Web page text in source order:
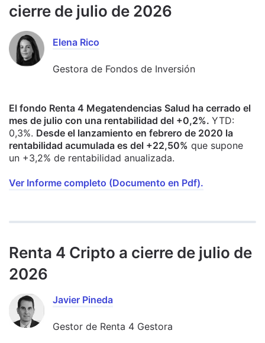
cierre de julio de 2026
Elena Rico
Gestora de Fondos de Inversión
El fondo Renta 4 Megatendencias Salud ha cerrado el
mes de julio con una rentabilidad del +0,2%. YTD:
0,3%. Desde el lanzamiento en febrero de 2020 la
rentabilidad acumulada es del +22,50% que supone
un +3,2% de rentabilidad anualizada.
Ver Informe completo (Documento en Pdf).
Renta 4 Cripto a cierre de julio de
2026
Javier Pineda
Gestor de Renta 4 Gestora